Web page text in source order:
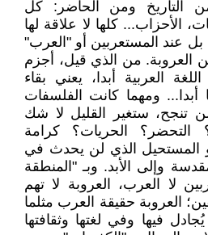
التاريخ ومن الحاضر: كل
الأحزاب... كلها لا علاقة لها
بل عند المستعربين أو "العرب"
العروبة. من الذي قيل، أجزم
العربية أبدا، يعني بقاء
أبدا... ومهما كانت الفلسفات
لن تنجح، ستغير القليل لا شك
الحريات؟ كرامة
المستحيل الذي لن يحدث في
وإلى الأبد. وبـ "المنطقة
لا العرب، العروبة لا تهم
العروبة حقيقة العرب مثلما
فيها وفي لغتها وثقافتها